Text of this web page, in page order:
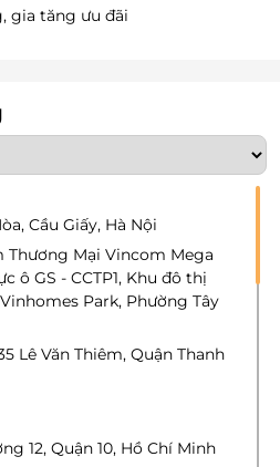
gia tăng ưu đãi
Cầu Giấy, Hà Nội
Thương Mại Vincom Mega
ô GS - CCTP1, Khu đô thị
Park, Phường Tây
Lê Văn Thiêm, Quận Thanh
12, Quận 10, Hồ Chí Minh